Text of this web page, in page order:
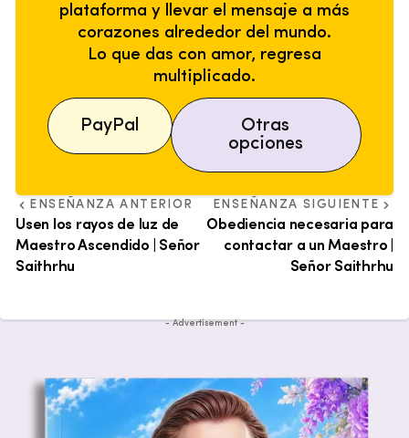
plataforma y llevar el mensaje a más
corazones alrededor del mundo.
Lo que das con amor, regresa
multiplicado.
PayPal
Otras
opciones
ENSEÑANZA ANTERIOR
Usen los rayos de luz de
Maestro Ascendido | Señor
Saithrhu
ENSEÑANZA SIGUIENTE
Obediencia necesaria para
contactar a un Maestro |
Señor Saithrhu
- Advertisement -